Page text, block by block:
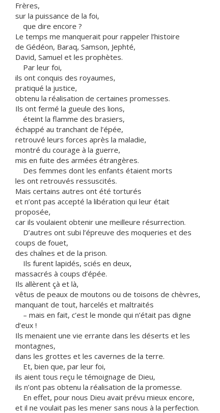
Frères,
sur la puissance de la foi,
que dire encore ?
Le temps me manquerait pour rappeler l’histoire
de Gédéon, Baraq, Samson, Jephté,
David, Samuel et les prophètes.
Par leur foi,
ils ont conquis des royaumes,
pratiqué la justice,
obtenu la réalisation de certaines promesses.
Ils ont fermé la gueule des lions,
éteint la flamme des brasiers,
échappé au tranchant de l’épée,
retrouvé leurs forces après la maladie,
montré du courage à la guerre,
mis en fuite des armées étrangères.
Des femmes dont les enfants étaient morts
les ont retrouvés ressuscités.
Mais certains autres ont été torturés
et n’ont pas accepté la libération qui leur était
proposée,
car ils voulaient obtenir une meilleure résurrection.
D’autres ont subi l’épreuve des moqueries et des
coups de fouet,
des chaînes et de la prison.
Ils furent lapidés, sciés en deux,
massacrés à coups d’épée.
Ils allèrent çà et là,
vêtus de peaux de moutons ou de toisons de chèvres,
manquant de tout, harcelés et maltraités
– mais en fait, c’est le monde qui n’était pas digne
d’eux !
Ils menaient une vie errante dans les déserts et les
montagnes,
dans les grottes et les cavernes de la terre.
Et, bien que, par leur foi,
ils aient tous reçu le témoignage de Dieu,
ils n’ont pas obtenu la réalisation de la promesse.
En effet, pour nous Dieu avait prévu mieux encore,
et il ne voulait pas les mener sans nous à la perfection.